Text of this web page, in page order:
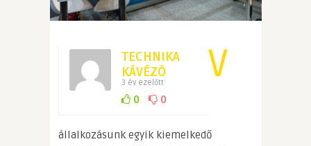
TECHNIKA
KÁVÉZÓ
3 év ezelőtt
0 0
V
állalkozásunk egyik kiemelkedő